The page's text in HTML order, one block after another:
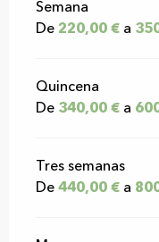
Semana
De 220,00 € a
Quincena
De 340,00 € a
Tres semanas
De 440,00 € a